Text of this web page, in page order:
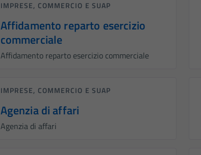
IMPRESE, COMMERCIO E SUAP
Affidamento reparto esercizio
commerciale
Affidamento reparto esercizio commerciale
IMPRESE, COMMERCIO E SUAP
Agenzia di affari
Agenzia di affari